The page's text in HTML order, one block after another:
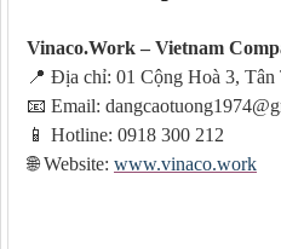
Vinaco.Work – Vietnam
📍 Địa chỉ: 01 Cộng Hoà 3,
📧 Email:
📱 Hotline: 0918 300 212
🌐Website: www.vinaco.work